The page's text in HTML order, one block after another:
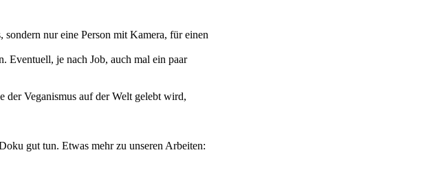
nur eine Person mit Kamera, für einen
Eventuell, je nach Job, auch mal ein paar
der Veganismus auf der Welt gelebt wird,
gut tun. Etwas mehr zu unseren Arbeiten: